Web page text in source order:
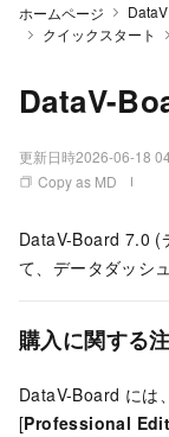
ホームページ DataV
クイックスタート
DataV-
更新日時2026-06-18
Copy as MD
DataV-Board 7.0 (
て、データダッシ
購入に関する
DataV-Board には
[Professional